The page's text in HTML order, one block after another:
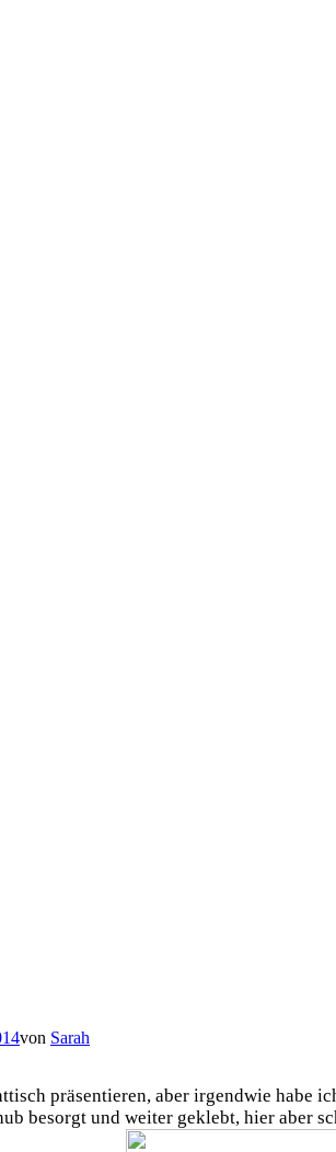
von Sarah
präsentieren, aber irgendwie habe
besorgt und weiter geklebt, hier aber